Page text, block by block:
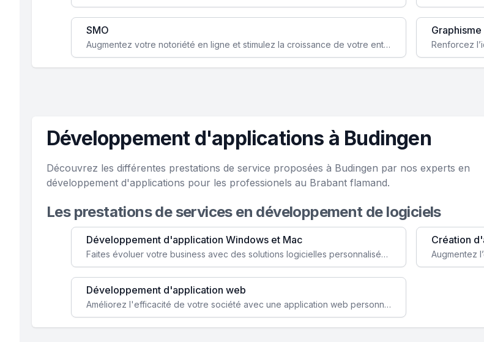
SMO
Augmentez votre notoriété en ligne et stimulez la croissance de votre entreprise grâce à une stratégie sociale sur mesure.
Graphisme
Développement d'applications à Budingen
Découvrez les différentes prestations de service proposées à Budingen par nos experts en
développement d'applications pour les professionels au Brabant flamand.
Les prestations de services en développement de logiciels
Développement d'application Windows et Mac
Faites évoluer votre business avec des solutions logicielles personnalisées, parfaitement adaptées à vos besoins spécifiques.
Création
Développement d'application web
Améliorez l'efficacité de votre société avec une application web personnalisée accessible partout et tout le temps.